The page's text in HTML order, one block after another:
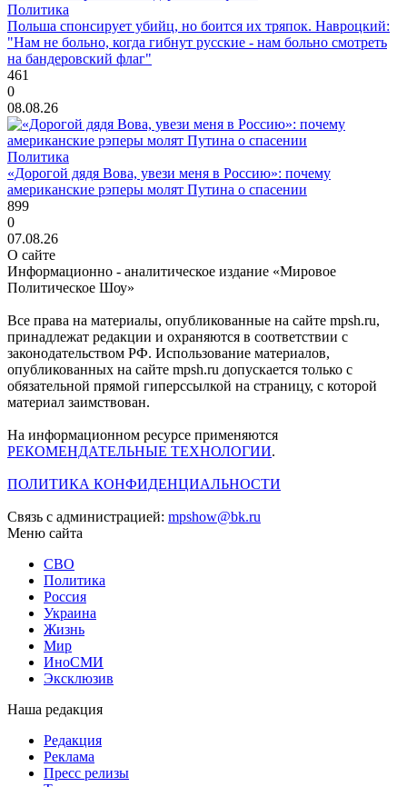
Политика
Польша спонсирует убийц, но боится их тряпок. Навроцкий:
"Нам не больно, когда гибнут русские - нам больно смотреть
на бандеровский флаг"
461
0
08.08.26
Политика
«Дорогой дядя Вова, увези меня в Россию»: почему
американские рэперы молят Путина о спасении
899
0
07.08.26
О сайте
Информационно - аналитическое издание «Мировое
Политическое Шоу»
Все права на материалы, опубликованные на сайте mpsh.ru,
принадлежат редакции и охраняются в соответствии с
законодательством РФ. Использование материалов,
опубликованных на сайте mpsh.ru допускается только с
обязательной прямой гиперссылкой на страницу, с которой
материал заимствован.
На информационном ресурсе применяются
РЕКОМЕНДАТЕЛЬНЫЕ ТЕХНОЛОГИИ.
ПОЛИТИКА КОНФИДЕНЦИАЛЬНОСТИ
Связь с администрацией: mpshow@bk.ru
Меню сайта
СВО
Политика
Россия
Украина
Жизнь
Мир
ИноСМИ
Эксклюзив
Наша редакция
Редакция
Реклама
Пресс релизы